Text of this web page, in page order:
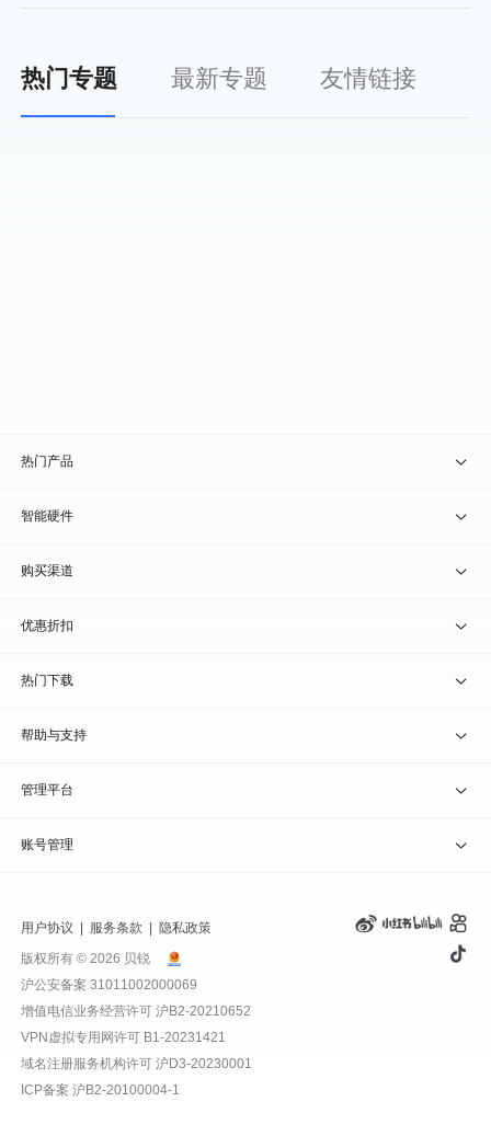
热门专题 最新专题 友情链接
热门产品
贝锐向日葵 · 远程控制
贝锐蒲公英 · 异地组网
贝锐花生壳 · 动态域名
贝锐洋葱头 · 协作无间
智能硬件
贝锐向日葵硬件
贝锐蒲公英硬件
贝锐花生壳硬件
购买渠道
天猫旗舰店
京东旗舰店
优惠折扣
兑换码通道
教育公益折扣
热门下载
贝锐向日葵客户端
贝锐蒲公英客户端
贝锐花生壳客户端
帮助与支持
我要建议
我要投诉
钻石VIP
远程协助
报告漏洞
管理平台
贝锐向日葵管理
贝锐花生壳管理
贝锐洋葱头管理
域名管理
账号管理
账号信息
产品续费
我的订单
用户协议 服务条款
隐私政策
版权所有 © 2026 贝锐
沪公安备案 31011002000069
增值电信业务经营许可沪B2-20210652
VPN虚拟专用网许可 B1-20231421
域名注册服务机构许可 沪D3-20230001
ICP备案沪B2-20100004-1